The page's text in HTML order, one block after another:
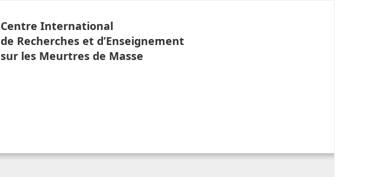
Centre International
de Recherches et d’Enseignement
sur les Meurtres de Masse